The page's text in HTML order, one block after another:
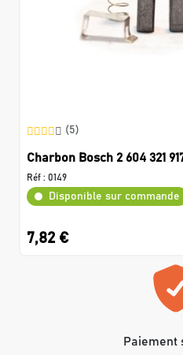
(5)
Charbon Bosch 2 604 321
Réf : 0149
Disponible sur commande
7,82 €
Paiement